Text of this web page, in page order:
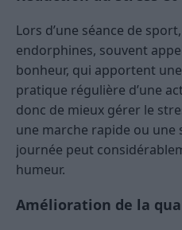
Lors d’une séance de
endorphines, souvent
bonheur, qui apportent
pratique régulière d’une
donc de mieux gérer le
une marche rapide ou une
journée peut
humeur.
Amélioration de la